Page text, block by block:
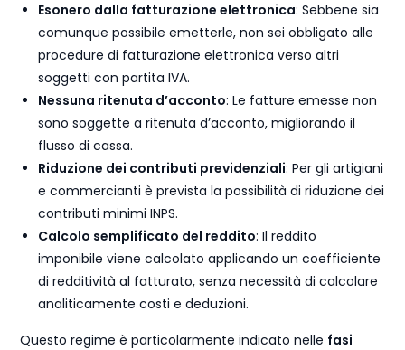
Esonero dalla fatturazione elettronica: Sebbene sia
comunque possibile emetterle, non sei obbligato alle
procedure di fatturazione elettronica verso altri
soggetti con partita IVA.
Nessuna ritenuta d’acconto: Le fatture emesse non
sono soggette a ritenuta d’acconto, migliorando il
flusso di cassa.
Riduzione dei contributi previdenziali: Per gli artigiani
e commercianti è prevista la possibilità di riduzione dei
contributi minimi INPS.
Calcolo semplificato del reddito: Il reddito
imponibile viene calcolato applicando un coefficiente
di redditività al fatturato, senza necessità di calcolare
analiticamente costi e deduzioni.
Questo regime è particolarmente indicato nelle fasi